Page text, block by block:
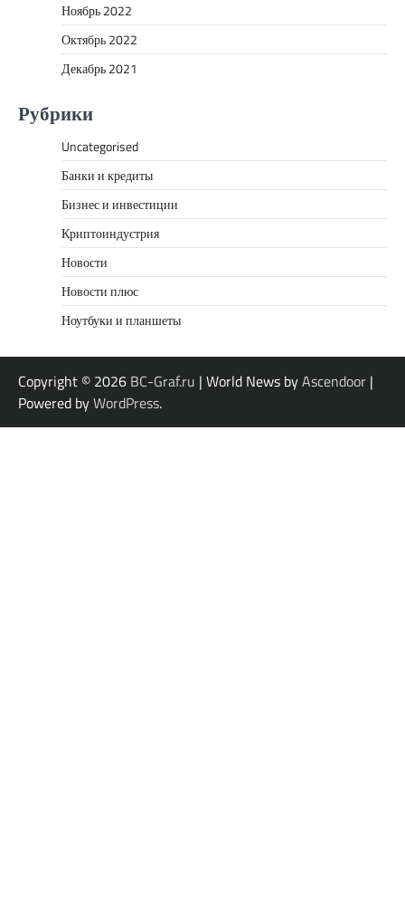
Ноябрь 2022
Октябрь 2022
Декабрь 2021
Рубрики
Uncategorised
Банки и кредиты
Бизнес и инвестиции
Криптоиндустрия
Новости
Новости плюс
Ноутбуки и планшеты
Copyright © 2026 BC-Graf.ru | World News byAscendoor |
Powered byWordPress.